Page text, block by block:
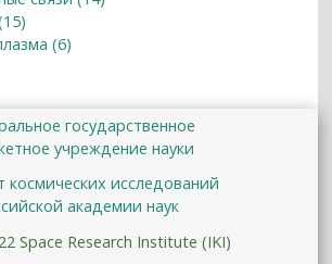
(6)
государственное
учреждение науки
космических исследований
академии наук
Space Research Institute (IKI)